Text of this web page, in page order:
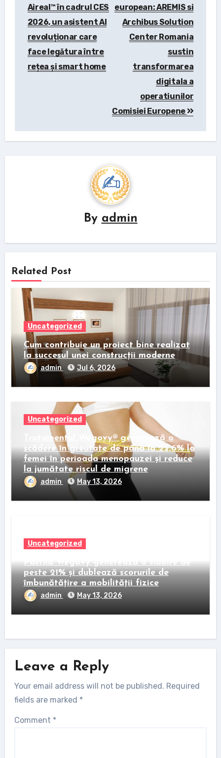
Aireal™ în cadrul CES
2026, un asistent AI
revoluționar care
face legătura între
rețea și smart home
european: AREMIS si
Archibus Solution
Center Romania
sustin
transformarea
digitala a
operatiunilor
Comisiei Europene
By admin
Related Post
Uncategorized
Cum contribuie un proiect bine realizat
la succesul unei construcții moderne
admin Jul 6, 2026
Uncategorized
Tratamentul Wegovy® generează o
scădere în greutate de până la 22,6% la
femei în perioada menopauzei și reduce
la jumătate riscul de migrene
admin May 13, 2026
Uncategorized
Pastila Wegovy generează o slăbire de
peste 21% și dublează scorurile de
îmbunătățire a mobilității fizice
admin May 13, 2026
Leave a Reply
Your email address will not be published. Required
fields are marked *
Comment *